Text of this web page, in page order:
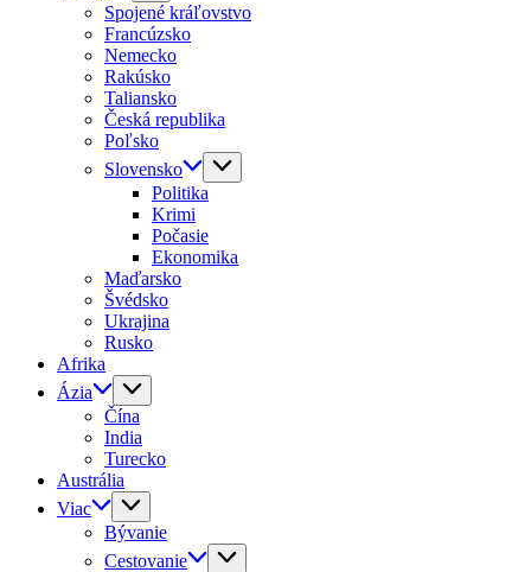
Spojené kráľovstvo
Francúzsko
Nemecko
Rakúsko
Taliansko
Česká republika
Poľsko
Slovensko
Politika
Krimi
Počasie
Ekonomika
Maďarsko
Švédsko
Ukrajina
Rusko
Afrika
Ázia
Čína
India
Turecko
Austrália
Viac
Bývanie
Cestovanie